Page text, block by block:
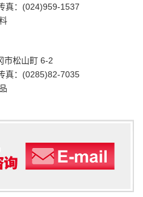
真：(024)959-1537
松山町 6-2
真：(0285)82-7035